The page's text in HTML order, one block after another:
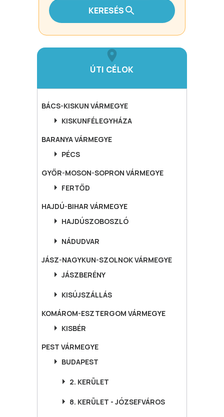
KERESÉS
ÚTI CÉLOK
BÁCS-KISKUN VÁRMEGYE
KISKUNFÉLEGYHÁZA
BARANYAVÁRMEGYE
PÉCS
GYŐR-MOSON-SOPRON VÁRMEGYE
FERTŐD
HAJDÚ-BIHAR VÁRMEGYE
HAJDÚSZOBOSZLÓ
NÁDUDVAR
JÁSZ-NAGYKUN-SZOLNOKVÁRMEGYE
JÁSZBERÉNY
KISÚJSZÁLLÁS
KOMÁROM-ESZTERGOM VÁRMEGYE
KISBÉR
PEST VÁRMEGYE
BUDAPEST
2. KERÜLET
8. KERÜLET - JÓZSEFVÁROS